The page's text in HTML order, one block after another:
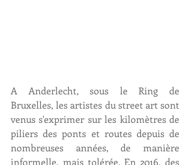
A Anderlecht, sous le Ring de
Bruxelles, les artistes du street art sont
venus s'exprimer sur les kilomètres de
piliers des ponts et routes depuis de
nombreuses années, de manière
informelle, mais tolérée. En 2016, des